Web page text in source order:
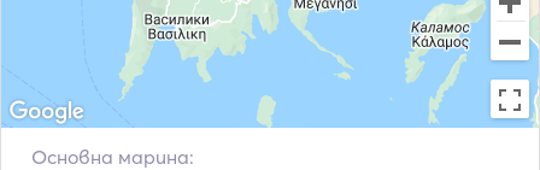
Основна марина: